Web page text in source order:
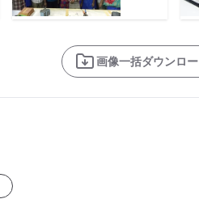
画像一括ダウンロ